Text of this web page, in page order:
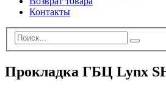
Контакты
Прокладка ГБЦ Lynx